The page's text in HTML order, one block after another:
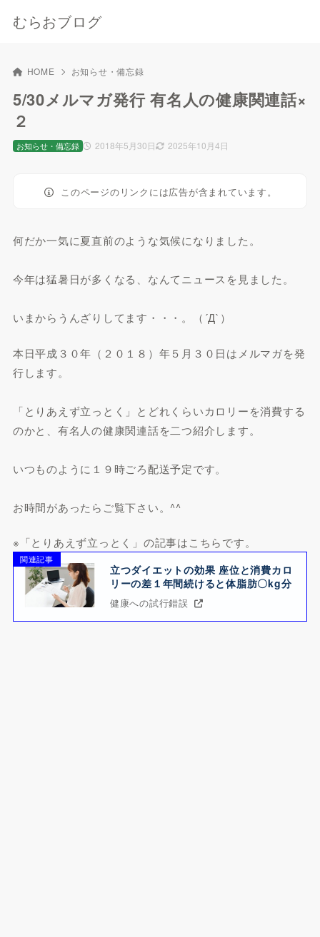
むらおブログ
HOME お知らせ・備忘録
5/30メルマガ発行 有名人の健康関連話×
２
2018年5月30日 2025年10月4日
お知らせ・備忘録
このページのリンクには広告が含まれています。
何だか一気に夏直前のような気候になりました。
今年は猛暑日が多くなる、なんてニュースを見ました。
いまからうんざりしてます・・・。（´Д`）
本日平成３０年（２０１８）年５月３０日はメルマガを発
行します。
「とりあえず立っとく」とどれくらいカロリーを消費する
のかと、有名人の健康関連話を二つ紹介します。
いつものように１９時ごろ配送予定です。
お時間があったらご覧下さい。^^
※「とりあえず立っとく」の記事はこちらです。
関連記事
立つダイエットの効果 座位と消費カロ
リーの差１年間続けると体脂肪〇kg分
健康への試行錯誤